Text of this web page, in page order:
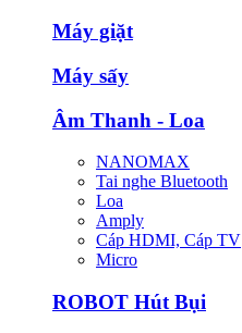
Máy giặt
Máy sấy
Âm Thanh - Loa
NANOMAX
Tai nghe Bluetooth
Loa
Amply
Cáp HDMI, Cáp TV
Micro
ROBOT Hút Bụi